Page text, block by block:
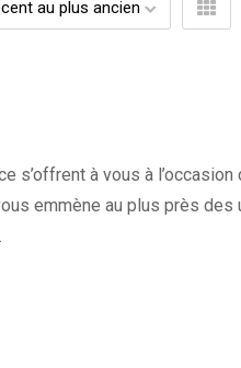
à vous à l’occasion
emmène au plus près des